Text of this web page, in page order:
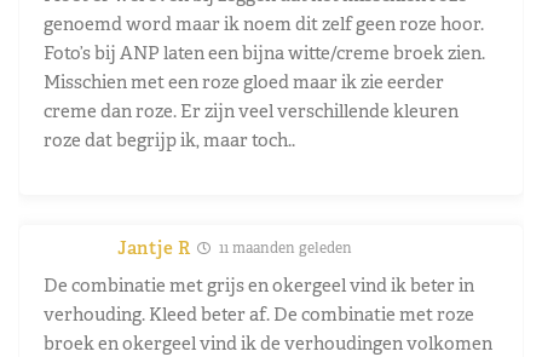
genoemd word maar ik noem dit zelf geen roze hoor.
Foto’s bij ANP laten een bijna witte/creme broek zien.
Misschien met een roze gloed maar ik zie eerder
creme dan roze. Er zijn veel verschillende kleuren
roze dat begrijp ik, maar toch..
Jantje R 11 maanden geleden
De combinatie met grijs en okergeel vind ik beter in
verhouding. Kleed beter af. De combinatie met roze
broek en okergeel vind ik de verhoudingen volkomen